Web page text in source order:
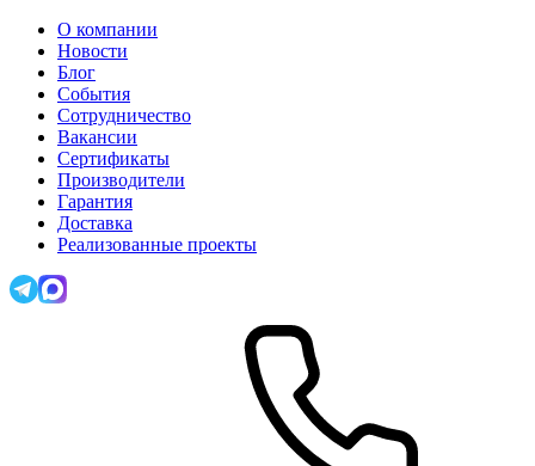
О компании
Новости
Блог
События
Сотрудничество
Вакансии
Сертификаты
Производители
Гарантия
Доставка
Реализованные проекты